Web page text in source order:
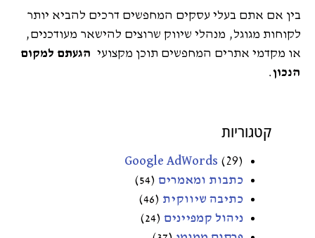
בין אם אתם בעלי עסקים המחפשים דרכים להביא יותר
לקוחות מגוגל, מנהלי שיווק שרוצים להישאר מעודכנים,
או מקדמי אתרים המחפשים תוכן מקצועי הגעתם למקום
הנכון.
קטגוריות
Google AdWords (29)
כתבות ומאמרים (54)
כתיבה שיווקית (46)
ניהול קמפיינים (24)